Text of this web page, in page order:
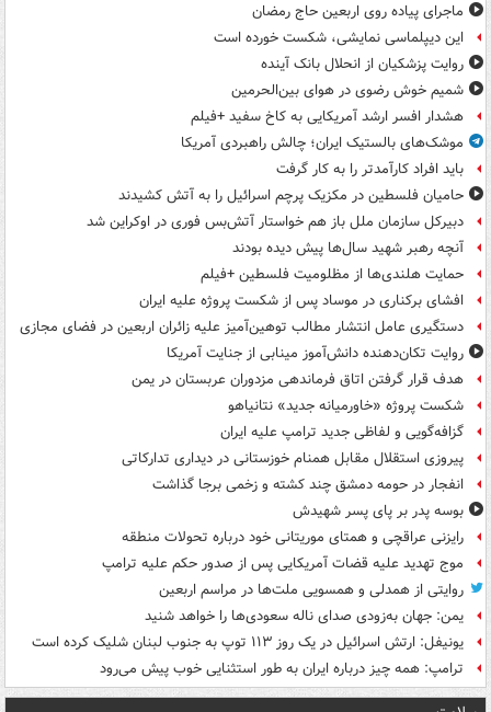
ماجرای پیاده روی اربعین حاج رمضان
این دیپلماسی نمایشی، شکست خورده است
روایت پزشکیان از انحلال بانک آینده
شمیم خوش رضوی در هوای بین‌الحرمین
هشدار افسر ارشد آمریکایی به کاخ سفید +فیلم
موشک‌های بالستیک ایران؛ چالش راهبردی آمریکا
باید افراد کارآمدتر را به کار گرفت
حامیان فلسطین در مکزیک پرچم اسرائیل را به آتش کشیدند
دبیرکل سازمان ملل باز هم خواستار آتش‌بس فوری در اوکراین شد
آنچه رهبر شهید سال‌ها پیش دیده بودند
حمایت هلندی‌ها از مظلومیت فلسطین +فیلم
افشای برکناری در موساد پس از شکست پروژه علیه ایران
دستگیری عامل انتشار مطالب توهین‌آمیز علیه زائران اربعین در فضای مجازی
روایت تکان‌دهنده دانش‌آموز مینابی از جنایت آمریکا
هدف قرار گرفتن اتاق‌ فرماندهی مزدوران عربستان در یمن
شکست پروژه «خاورمیانه جدید» نتانیاهو
گزافه‌گویی و لفاظی جدید ترامپ علیه ایران
پیروزی استقلال مقابل همنام خوزستانی در دیداری تدارکاتی
انفجار در حومه دمشق چند کشته و زخمی برجا گذاشت
بوسه‌ پدر بر پای پسر شهیدش
رایزنی عراقچی و همتای موریتانی خود درباره تحولات منطقه
موج تهدید علیه قضات آمریکایی پس از صدور حکم علیه ترامپ
روایتی از همدلی و همسویی ملت‌ها در مراسم اربعین
یمن: جهان به‌زودی صدای ناله سعودی‌ها را خواهد شنید
یونیفل: ارتش اسرائیل در یک روز ۱۱۳ توپ به جنوب لبنان شلیک کرده است
ترامپ: همه چیز درباره ایران به طور استثنایی خوب پیش می‌رود